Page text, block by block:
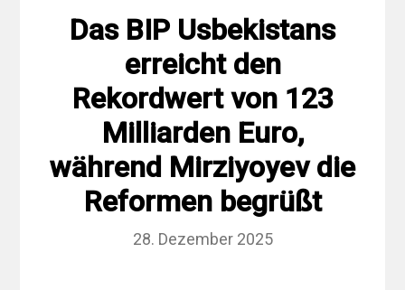
Das BIP Usbekistans
erreicht den
Rekordwert von 123
Milliarden Euro,
während Mirziyoyev die
Reformen begrüßt
28. Dezember 2025